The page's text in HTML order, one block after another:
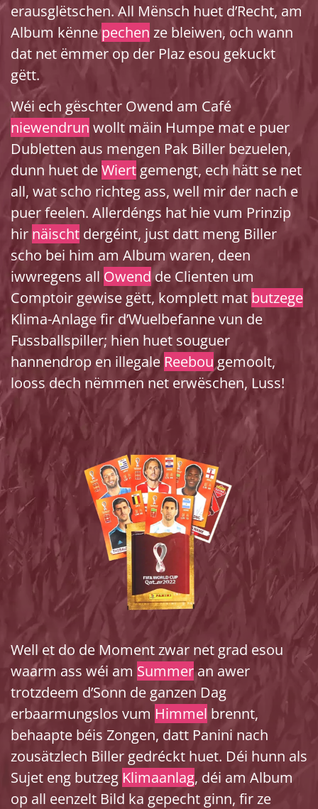
erausglëtschen. All Mënsch huet d’Recht, am
Album kënnepechen ze bleiwen, och wann
dat net ëmmer op der Plaz esou gekuckt
gëtt.
Wéi ech gëschter Owend am Café
niewendrun wollt mäin Humpe mat e puer
Dubletten aus mengen Pak Biller bezuelen,
dunn huet deWiert gemengt, ech hätt se net
all, wat scho richteg ass, well mir der nach e
puer feelen. Allerdéngs hat hie vum Prinzip
hir näischt dergéint, just datt meng Biller
scho bei him am Album waren, deen
iwwregens all Owendde Clienten um
Comptoir gewise gëtt, komplett mat butzege
Klima-Anlage fir d’Wuelbefanne vun de
Fussballspiller; hien huet souguer
hannendrop en illegale Reebougemoolt,
looss dech nëmmen net erwëschen, Luss!
Well et do de Moment zwar net grad esou
waarm ass wéi am Summeran awer
trotzdeem d’Sonn de ganzen Dag
erbaarmungslos vum Himmel brennt,
behaapte béis Zongen, datt Panini nach
zousätzlech Biller gedréckt huet. Déi hunn als
Sujet eng butzeg Klimaanlag, déi am Album
op all eenzelt Bild ka gepecht ginn, fir ze